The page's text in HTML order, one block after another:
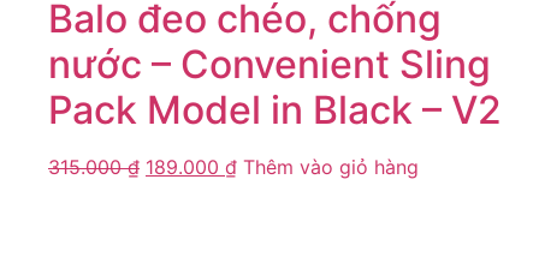
Balo đeo chéo, chống
nước – Convenient Sling
Pack Model in Black – V2
315.000₫ 189.000 ₫ Thêm vào giỏ hàng